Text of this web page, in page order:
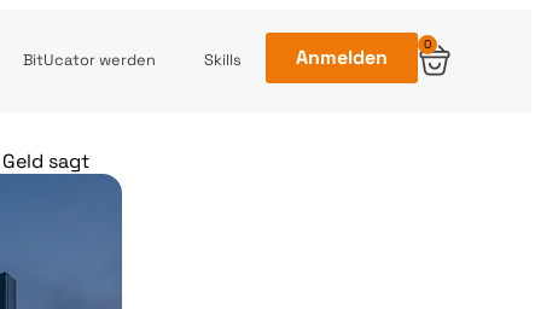
BitUcator werden Skills Anmelden
0
sagt